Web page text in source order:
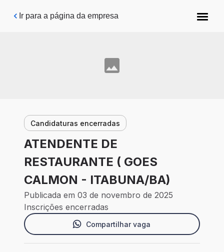
Pular para o conteúdo principal
Ir para a página da empresa
Candidaturas encerradas
ATENDENTE DE
RESTAURANTE ( GOES
CALMON - ITABUNA/BA)
Publicada em 03 de novembro de 2025
Inscrições encerradas
Compartilhar vaga